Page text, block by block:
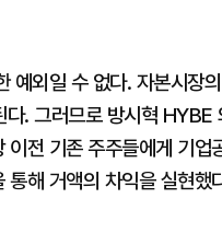
예외일 수 없다. 자본시장
. 그러므로 방시혁
전 기존 주주들에게 기
해 거액의 차익을 실현